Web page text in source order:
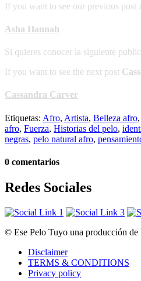
If you want to see our previous post
Asha Hannah
Si quieres conocer la siguiente
If you want to see the next post
Cassandra Carver
Etiquetas: Afro, Artista, Belleza afro,
afro, Fuerza, Historias del pelo,
negras, pelo natural afro,
0 comentarios
Redes Sociales
© Ese Pelo Tuyo una producción
Disclaimer
TERMS & CONDITIONS
Privacy policy